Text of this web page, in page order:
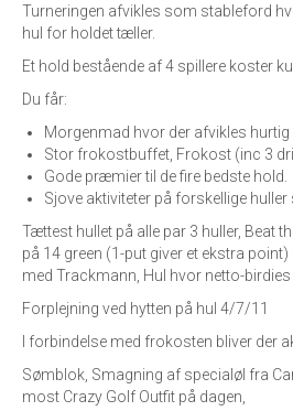
Turneringen afvikles som stableford
hul for holdet tæller.
Et hold bestående af 4 spillere koster
Du får:
Morgenmad hvor der afvikles hurtig
Stor frokostbuffet, Frokost (inc 3
Gode præmier til de fire bedste hold.
Sjove aktiviteter på forskellige huller
Tættest hullet på alle par 3 huller, Beat
på 14 green (1-put giver et ekstra
med Trackmann, Hul hvor netto-
Forplejning ved hytten på hul 4/7/11
I forbindelse med frokosten bliver der
Sømblok, Smagning af specialøl fra
most Crazy Golf Outfit på dagen,